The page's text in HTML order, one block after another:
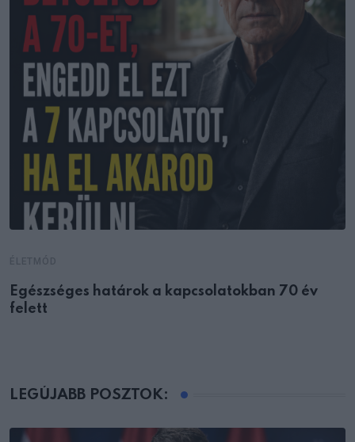
Egészséges határok a kapcsolatokban 70 év
felett
LEGÚJABB POSZTOK: